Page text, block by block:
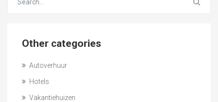
Other categories
Autoverhuur
Hotels
Vakantiehuizen